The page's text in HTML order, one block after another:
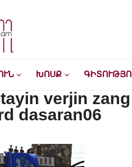
ԽՈՍՔ
verjin
dasaran06